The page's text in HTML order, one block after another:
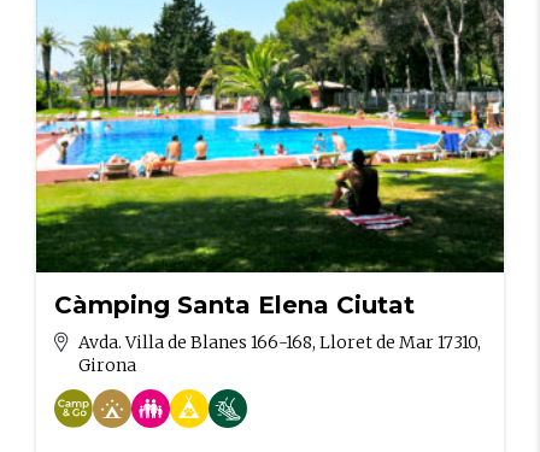
Càmping Santa Elena Ciutat
Avda. Villa de Blanes 166-168, Lloret de Mar 17310,
Girona